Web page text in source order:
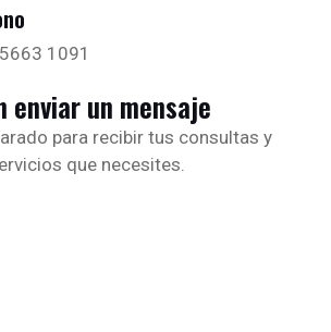
1091
enviar un mensaje
para recibir tus consultas y
que necesites.